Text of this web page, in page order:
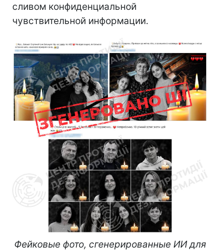
сливом конфиденциальной
чувствительной информации.
Фейковые фото, сгенерированные ИИ для